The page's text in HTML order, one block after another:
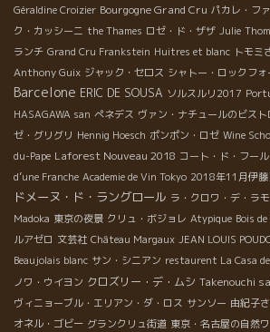
Géraldine Croizier Bourgogne Grand Cru パカレ・フ
ク・カッシーニ the Thames ロゼ・ド・ザザ Julie
ランチ Grand Cru Frankstein Huitres et blanc トモミ
Anthony Guix ジャック・セロス シャトー・ロックフォ
Barcelone ERIC DE SOUSA ソルスルリ2017
HASAGAWA san ぺネデス ヴァン・ナチュールのビスト
ゼ・グリグリ Hennig Hoesch ポンポン・ロゼ Wine
du-Pape Laforest Nouveau 2018 コート・ド・フール
d’une Franche Academie de Vin Tokyo 2018年11月伊藤
ドメーヌ・ド・ラングロール ラ・クロワ・デ・ラ
Madoka 東京の夜景 クリュ・ボジョレ Atypique Bois
ルアゼロ 文芸社 Château Margaux JEAN LOUIS
Beaujolais blanc サン・シニアン restaurent La Casa
ノワ・ウイヨン クロズリー・デ・ムシ Takenouchi
ヴィニョーブル・エリアン・ダ・ロス サンソー 由紀子
オネル・ゴビー グランクリュ街道 東京・名古屋の自然